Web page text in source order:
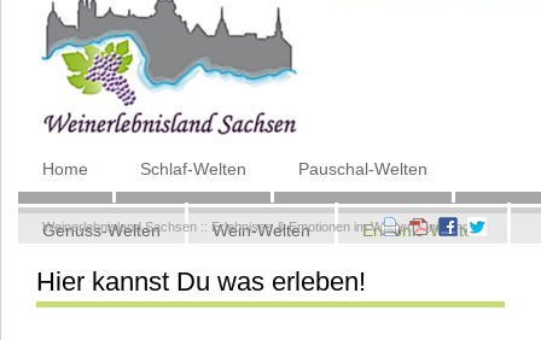
Navigation
Home Schlaf-Welten Pauschal-Welten
Genuss-Welten Wein-Welten Erlebnis-Welten
Kontakt
Weinerlebnisland Sachsen :: Erlebnisse & Emotionen im Weinerlebnisland
Hier kannst Du was erleben!